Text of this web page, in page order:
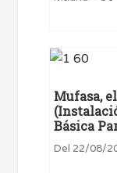
Mufasa,
Básica
Del 22/08/